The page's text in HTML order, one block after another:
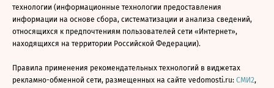
технологии (информационные технологии предоставления
информации на основе сбора, систематизации и анализа сведений,
относящихся к предпочтениям пользователей сети «Интернет»,
находящихся на территории Российской Федерации).
Правила применения рекомендательных технологий в виджетах
рекламно-обменной сети, размещенных на сайте vedomosti.ru: СМИ2,